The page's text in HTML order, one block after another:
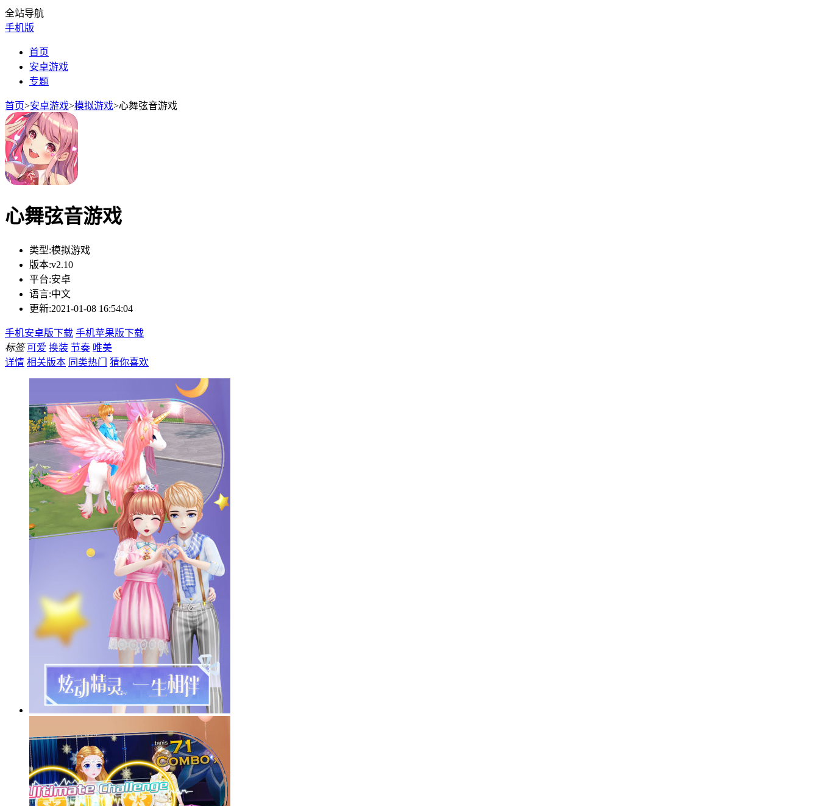
全站导航
手机版
首页
安卓游戏
专题
首页>安卓游戏>模拟游戏>心舞弦音游戏
心舞弦音游戏
类型:模拟游戏
版本:v2.10
平台:安卓
语言:中文
更新:2021-01-08 16:54:04
手机安卓版下载 手机苹果版下载
标签 可爱 换装 节奏 唯美
详情 相关版本 同类热门 猜你喜欢